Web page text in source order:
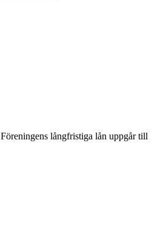
Föreningens långfristiga lån uppgår till